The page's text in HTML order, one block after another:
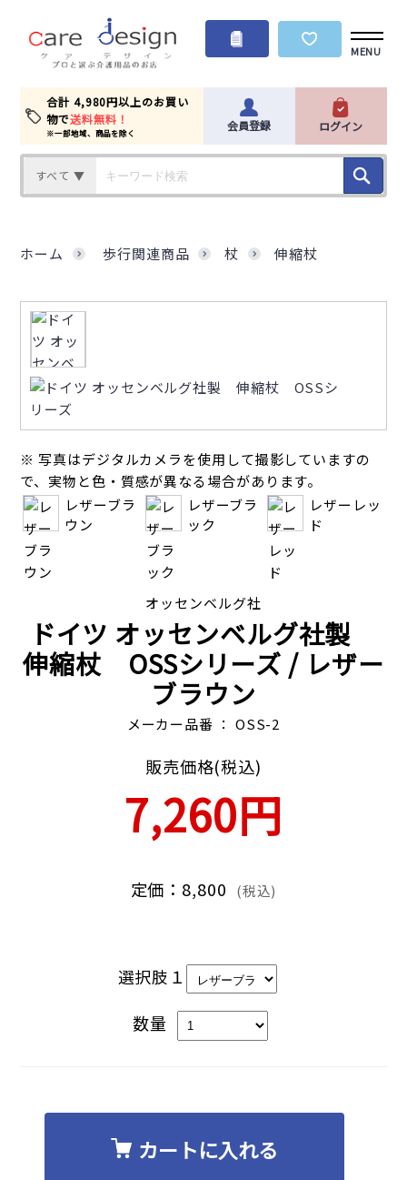
MENU
合計 4,980円以上のお買い
物で送料無料！
※一部地域、商品を除く 会員登録 ログイン
すべて ▼
ホーム 歩行関連商品 杖 伸縮杖
※ 写真はデジタルカメラを使用して撮影していますの
で、実物と色・質感が異なる場合があります。
レザーブラ
ウン
レザーブラ
ック
レザーレッ
ド
オッセンベルグ社
ドイツ オッセンベルグ社製
伸縮杖 OSSシリーズ / レザー
ブラウン
メーカー品番 ： OSS-2
販売価格(税込)
7,260円
定価：8,800 (税込)
選択肢１
数量
カートに入れる